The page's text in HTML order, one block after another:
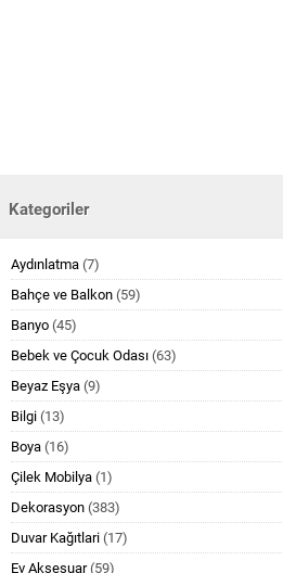
Kategoriler
Aydınlatma (7)
Bahçe ve Balkon (59)
Banyo (45)
Bebek ve Çocuk Odası (63)
Beyaz Eşya (9)
Bilgi (13)
Boya (16)
Çilek Mobilya (1)
Dekorasyon (383)
Duvar Kağıtlari (17)
Ev Aksesuar(59)